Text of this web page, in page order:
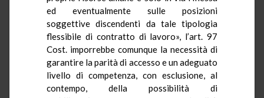
ed eventualmente sulle posizioni
soggettive discendenti da tale tipologia
flessibile di contratto di lavoro», l’art. 97
Cost. imporrebbe comunque la necessità di
garantire la parità di accesso e un adeguato
livello di competenza, con esclusione, al
contempo, della possibilità di